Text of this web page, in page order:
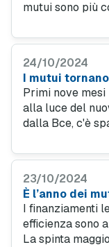
mutui sono più
variabile. E le
24/10/2024
I mutui
Primi nove
alla luce del
dalla Bce, c'è
23/10/2024
È l’anno dei
I finanziamenti
efficienza sono
La spinta